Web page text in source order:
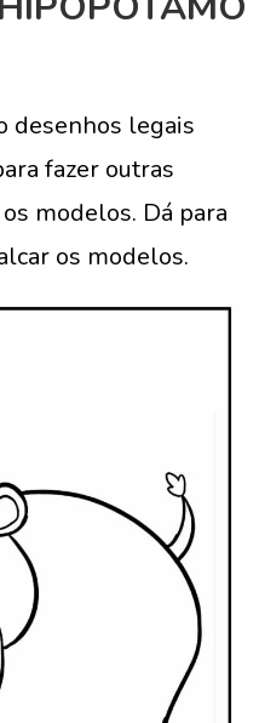
desenhos legais
fazer outras
modelos. Dá para
os modelos.